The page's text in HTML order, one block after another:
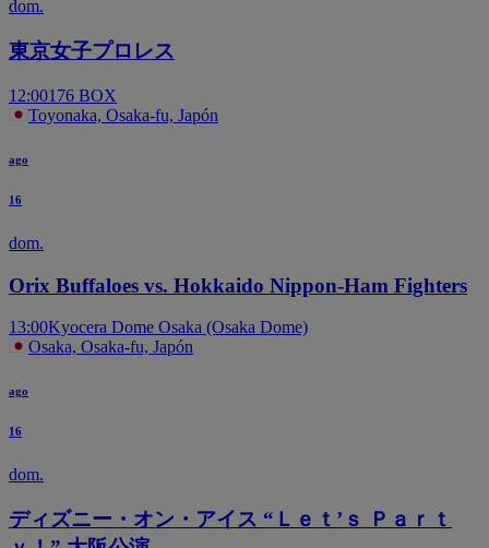
dom.
東京女子プロレス
12:00176 BOX
Toyonaka, Osaka-fu, Japón
ago
16
dom.
Orix Buffaloes vs. Hokkaido Nippon-Ham Fighters
13:00Kyocera Dome Osaka (Osaka Dome)
Osaka, Osaka-fu, Japón
ago
16
dom.
ディズニー・オン・アイス “Ｌｅｔ’ｓ Ｐａｒｔ